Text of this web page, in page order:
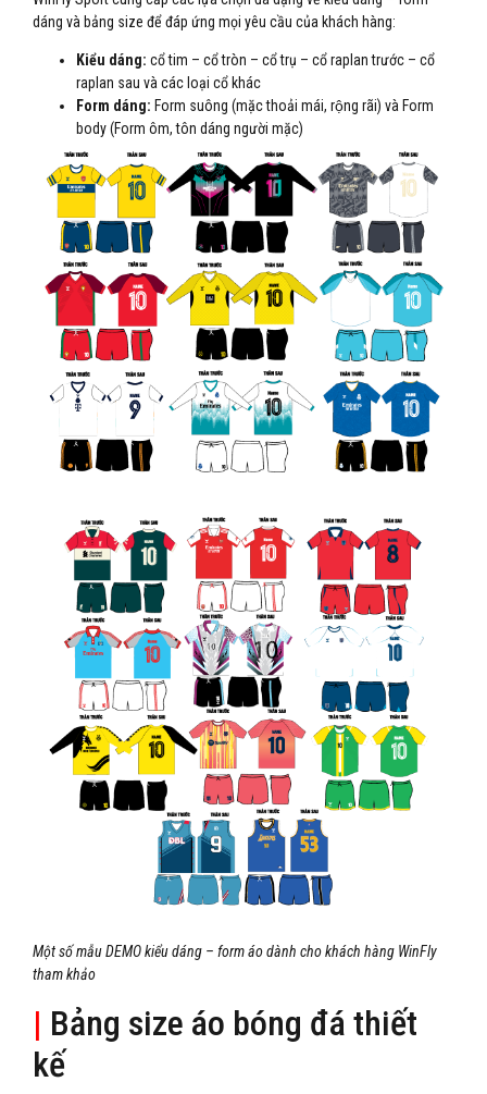
dáng và bảng size để đáp ứng mọi yêu cầu của khách hàng:
Kiểu dáng: cổ tim – cổ tròn – cổ trụ – cổ raplan trước – cổ
raplan sau và các loại cổ khác
Form dáng: Form suông (mặc thoải mái, rộng rãi) và Form
body (Form ôm, tôn dáng người mặc)
Một số mẫu DEMO kiểu dáng – form áo dành cho khách hàng WinFly
tham khảo
| Bảng size áo bóng đá thiết
kế